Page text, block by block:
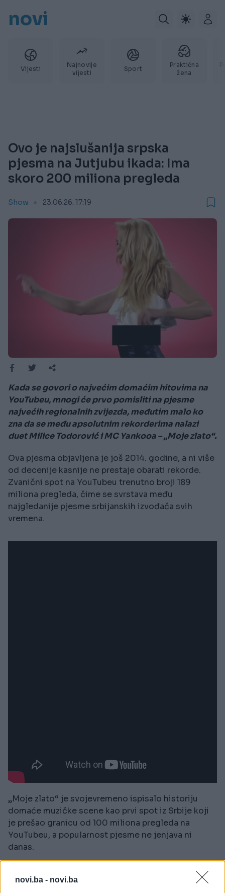
novi.ba - novi.ba
novi
Vijesti
Najnovije
vijesti
Sport
Praktična
žena
Ovo je najslušanija srpska
pjesma na Jutjubu ikada: Ima
skoro 200 miliona pregleda
Show 23.06.26. 17:19
Kada se govori o najvećim domaćim hitovima na
YouTubeu, mnogi će prvo pomisliti na pjesme
najvećih regionalnih zvijezda, međutim malo ko
zna da se među apsolutnim rekorderima nalazi
duet Milice Todorović i MC Yankooa – „Moje zlato“.
Ova pjesma objavljena je još 2014. godine, a ni više
od decenije kasnije ne prestaje obarati rekorde.
Zvanični spot na YouTubeu trenutno broji 189
miliona pregleda, čime se svrstava među
najgledanije pjesme srbijanskih izvođača svih
vremena.
„Moje zlato“ je svojevremeno ispisalo historiju
domaće muzičke scene kao prvi spot iz Srbije koji
je prešao granicu od 100 miliona pregleda na
YouTubeu, a popularnost pjesme ne jenjava ni
danas.
Zanimljivo je da je saradnja Milice Todorović i MC
Yankooa nastala u trenutku kada su oboje bili u